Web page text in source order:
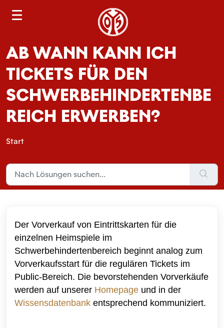
AB WANN KANN ICH
TICKETS FÜR DEN
SCHWERBEHINDERTENBE
REICH ERWERBEN?
Start
Der Vorverkauf von Eintrittskarten für die
einzelnen Heimspiele im
Schwerbehindertenbereich beginnt analog zum
Vorverkaufsstart für die regulären Tickets im
Public-Bereich. Die bevorstehenden Vorverkäufe
werden auf unserer Homepage und in der
Wissensdatenbank entsprechend kommuniziert.